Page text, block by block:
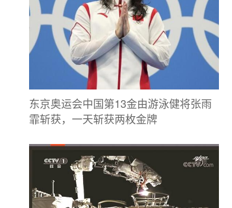
东京奥运会中国第13金由游泳健将张雨
霏斩获，一天斩获两枚金牌